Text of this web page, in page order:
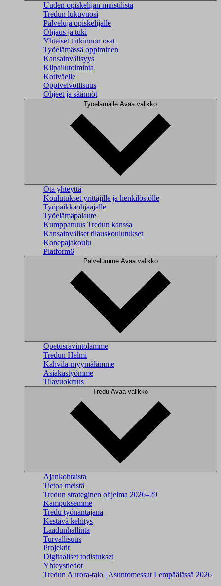
Uuden opiskelijan muistilista
Tredun lukuvuosi
Palveluja opiskelijalle
Ohjaus ja tuki
Yhteiset tutkinnon osat
Työelämässä oppiminen
Kansainvälisyys
Kilpailutoiminta
Kotiväelle
Oppivelvollisuus
Ohjeet ja säännöt
Työelämälle Avaa valikko
Ota yhteyttä
Koulutukset yrittäjille ja henkilöstölle
Työpaikkaohjaajalle
Työelämäpalaute
Kumppanuus Tredun kanssa
Kansainväliset tilauskoulutukset
Konepajakoulu
Platform6
Palvelumme Avaa valikko
Opetusravintolamme
Tredun Helmi
Kahvila-myymälämme
Asiakastyömme
Tilavuokraus
Tredu Avaa valikko
Ajankohtaista
Tietoa meistä
Tredun strateginen ohjelma 2026–29
Kampuksemme
Tredu työnantajana
Kestävä kehitys
Laadunhallinta
Turvallisuus
Projektit
Digitaaliset todistukset
Yhteystiedot
Tredun Aurora-talo | Asuntomessut Lempäälässä 2026